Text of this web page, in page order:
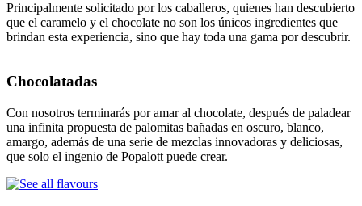
Principalmente solicitado por los caballeros, quienes han descubierto
que el caramelo y el chocolate no son los únicos ingredientes que
brindan esta experiencia, sino que hay toda una gama por descubrir.
Chocolatadas
Con nosotros terminarás por amar al chocolate, después de paladear
una infinita propuesta de palomitas bañadas en oscuro, blanco,
amargo, además de una serie de mezclas innovadoras y deliciosas,
que solo el ingenio de Popalott puede crear.